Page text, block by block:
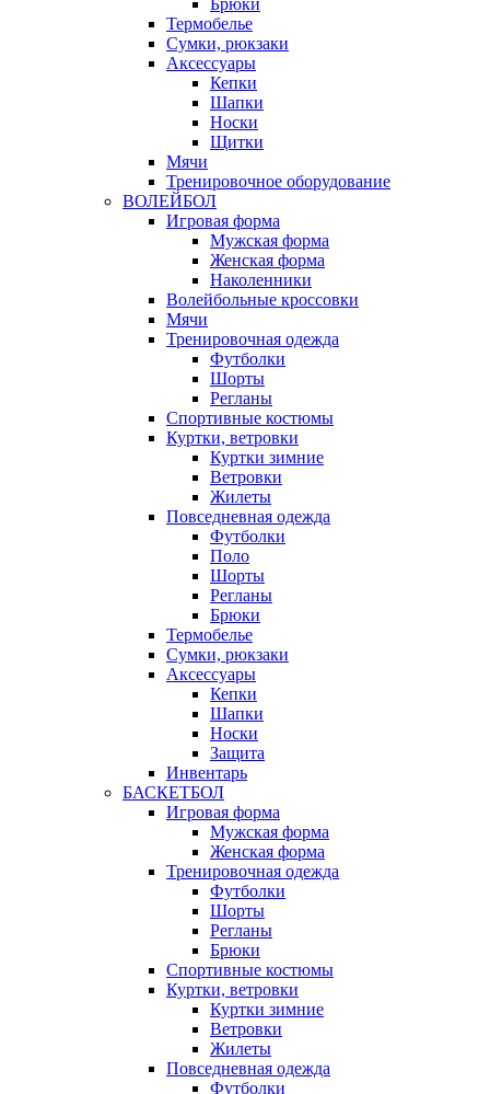
Брюки
Термобелье
Сумки, рюкзаки
Аксессуары
Кепки
Шапки
Носки
Щитки
Мячи
Тренировочное оборудование
ВОЛЕЙБОЛ
Игровая форма
Мужская форма
Женская форма
Наколенники
Волейбольные кроссовки
Мячи
Тренировочная одежда
Футболки
Шорты
Регланы
Спортивные костюмы
Куртки, ветровки
Куртки зимние
Ветровки
Жилеты
Повседневная одежда
Футболки
Поло
Шорты
Регланы
Брюки
Термобелье
Сумки, рюкзаки
Аксессуары
Кепки
Шапки
Носки
Защита
Инвентарь
БАСКЕТБОЛ
Игровая форма
Мужская форма
Женская форма
Тренировочная одежда
Футболки
Шорты
Регланы
Брюки
Спортивные костюмы
Куртки, ветровки
Куртки зимние
Ветровки
Жилеты
Повседневная одежда
Футболки